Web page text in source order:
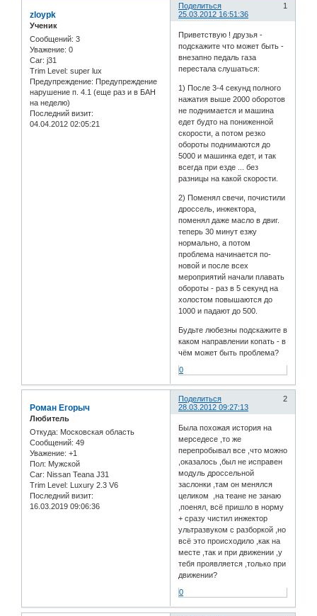
Поделиться
1
25.03.2012 16:51:36
zloypk
Ученик
Сообщений: 3
Уважение: 0
Car: j31
Trim Level: super lux
Предупреждение: Предупреждение
нарушение п. 4.1 (еще раз и в БАН
на неделю)
Последний визит:
04.04.2012 02:05:21
Приветствую ! друзья -
подскажите что может быть -
внезапно педаль газа
перестала слушаться:
1) После 3-4 секунд полного
нажатия выше 2000 оборотов
не поднимается и машина
едет будто на пониженной
скорости, а потом резко
обороты поднимаются до
5000 и машинка едет, и так
всегда при езде ... без
разницы на какой скорости.
2) Поменял свечи, почистили
дроссель, инжектора,
поменял даже масло в двиг.
теперь 30 минут езжу
нормально, а потом
проблема начинается по-
новой и после всех
мероприятий начали плавать
обороты - раз в 5 секунд на
холостом повышаются до
1000 и падают до 500.
Будьте любезны подскажите в
каком направлении копать - в
чём может быть проблема?
0
Поделиться
2
28.03.2012 09:27:13
Роман Егорыч
Любитель
Откуда: Московская область
Сообщений: 49
Уважение: +1
Пол: Мужской
Car: Nissan Teana J31
Trim Level: Luxury 2.3 V6
Последний визит:
16.03.2019 09:06:36
Была похожая история на
мерседесе ,то же
перепробывал все ,что можно
,оказалось ,был не исправен
модуль дроссельной
заслонки ,там он менялся
целиком ,на теане не занаю
,поенял, всё пришло в норму
+ сразу чистил инжектор
ультразвуком с разборкой ,но
всё это происходило ,как на
месте ,так и при движении ,у
тебя проявляется ,только при
движении?
0